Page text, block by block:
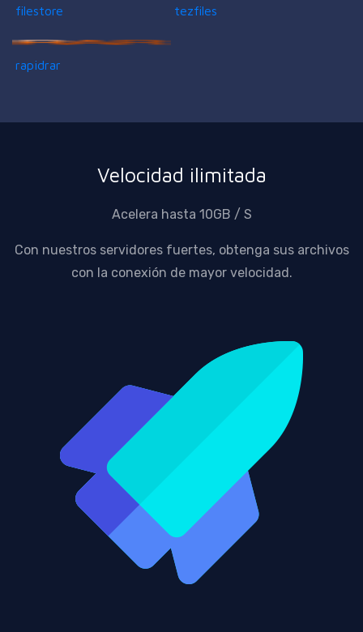
filestore tezfiles
rapidrar
Velocidad ilimitada
Acelera hasta 10GB / S
Con nuestros servidores fuertes, obtenga sus archivos
con la conexión de mayor velocidad.